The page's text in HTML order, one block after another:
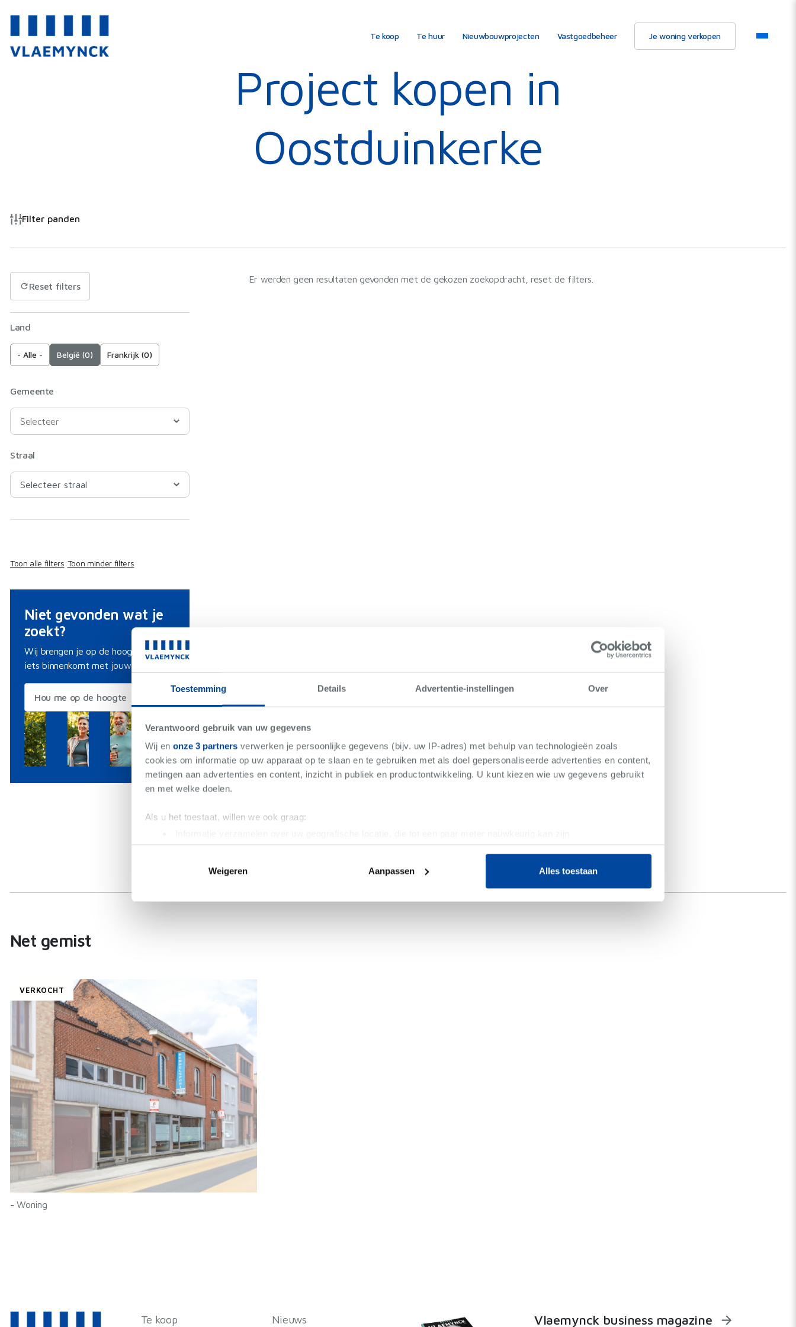
Toestemming Details Advertentie-instellingen Over
Verantwoord gebruik van uw gegevens
Wij en onze 3 partners verwerken je persoonlijke gegevens (bijv. uw IP-adres) met behulp van technologieën zoals
cookies om informatie op uw apparaat op te slaan en te gebruiken met als doel gepersonaliseerde advertenties en content,
metingen aan advertenties en content, inzicht in publiek en productontwikkeling. U kunt kiezen wie uw gegevens gebruikt
en met welke doelen.
Als u het toestaat, willen we ook graag:
Uw apparaat identificeren door het actief te scannen op specifieke eigenschappen (fingerprinting)
toestemming op elk moment wijzigen of intrekken in de Cookieverklaring.
Weigeren Aanpassen Alles toestaan
Te koop Te huur Nieuwbouwprojecten Vastgoedbeheer Je woning verkopen
Project kopen in
Oostduinkerke
Filter panden
Reset filters
Land
- Alle - België (0) Frankrijk (0)
Gemeente
Straal
Toon alle filters Toon minder filters
Niet gevonden wat je
zoekt?
Wij brengen je op de hoogte als er
iets binnenkomt met jouw criteria.
Hou me op de hoogte
Er werden geen resultaten gevonden met de gekozen zoekopdracht, reset de filters.
Net gemist
VERKOCHT
-Woning
Te koop Nieuws Vlaemynck business magazine